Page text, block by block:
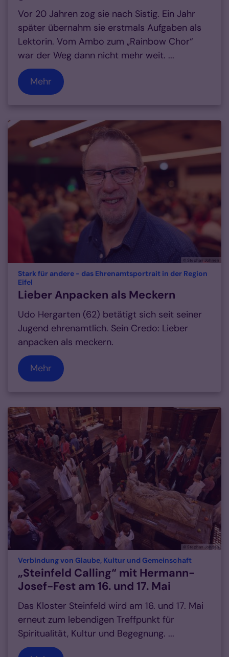
Vor 20 Jahren zog sie nach Sistig. Ein Jahr
später übernahm sie erstmals Aufgaben als
Lektorin. Vom Ambo zum „Rainbow Chor“
war der Weg dann nicht mehr weit. ...
Mehr
© Stephan Johnen
Stark für andere - das Ehrenamtsportrait in der Region
Eifel
Lieber Anpacken als Meckern
Udo Hergarten (62) betätigt sich seit seiner
Jugend ehrenamtlich. Sein Credo: Lieber
anpacken als meckern.
Mehr
© Stephan Johnen
Verbindung von Glaube, Kultur und Gemeinschaft:
„Steinfeld Calling“ mit Hermann-
Josef-Fest am 16. und 17. Mai
Das Kloster Steinfeld wird am 16. und 17. Mai
erneut zum lebendigen Treffpunkt für
Spiritualität, Kultur und Begegnung. ...